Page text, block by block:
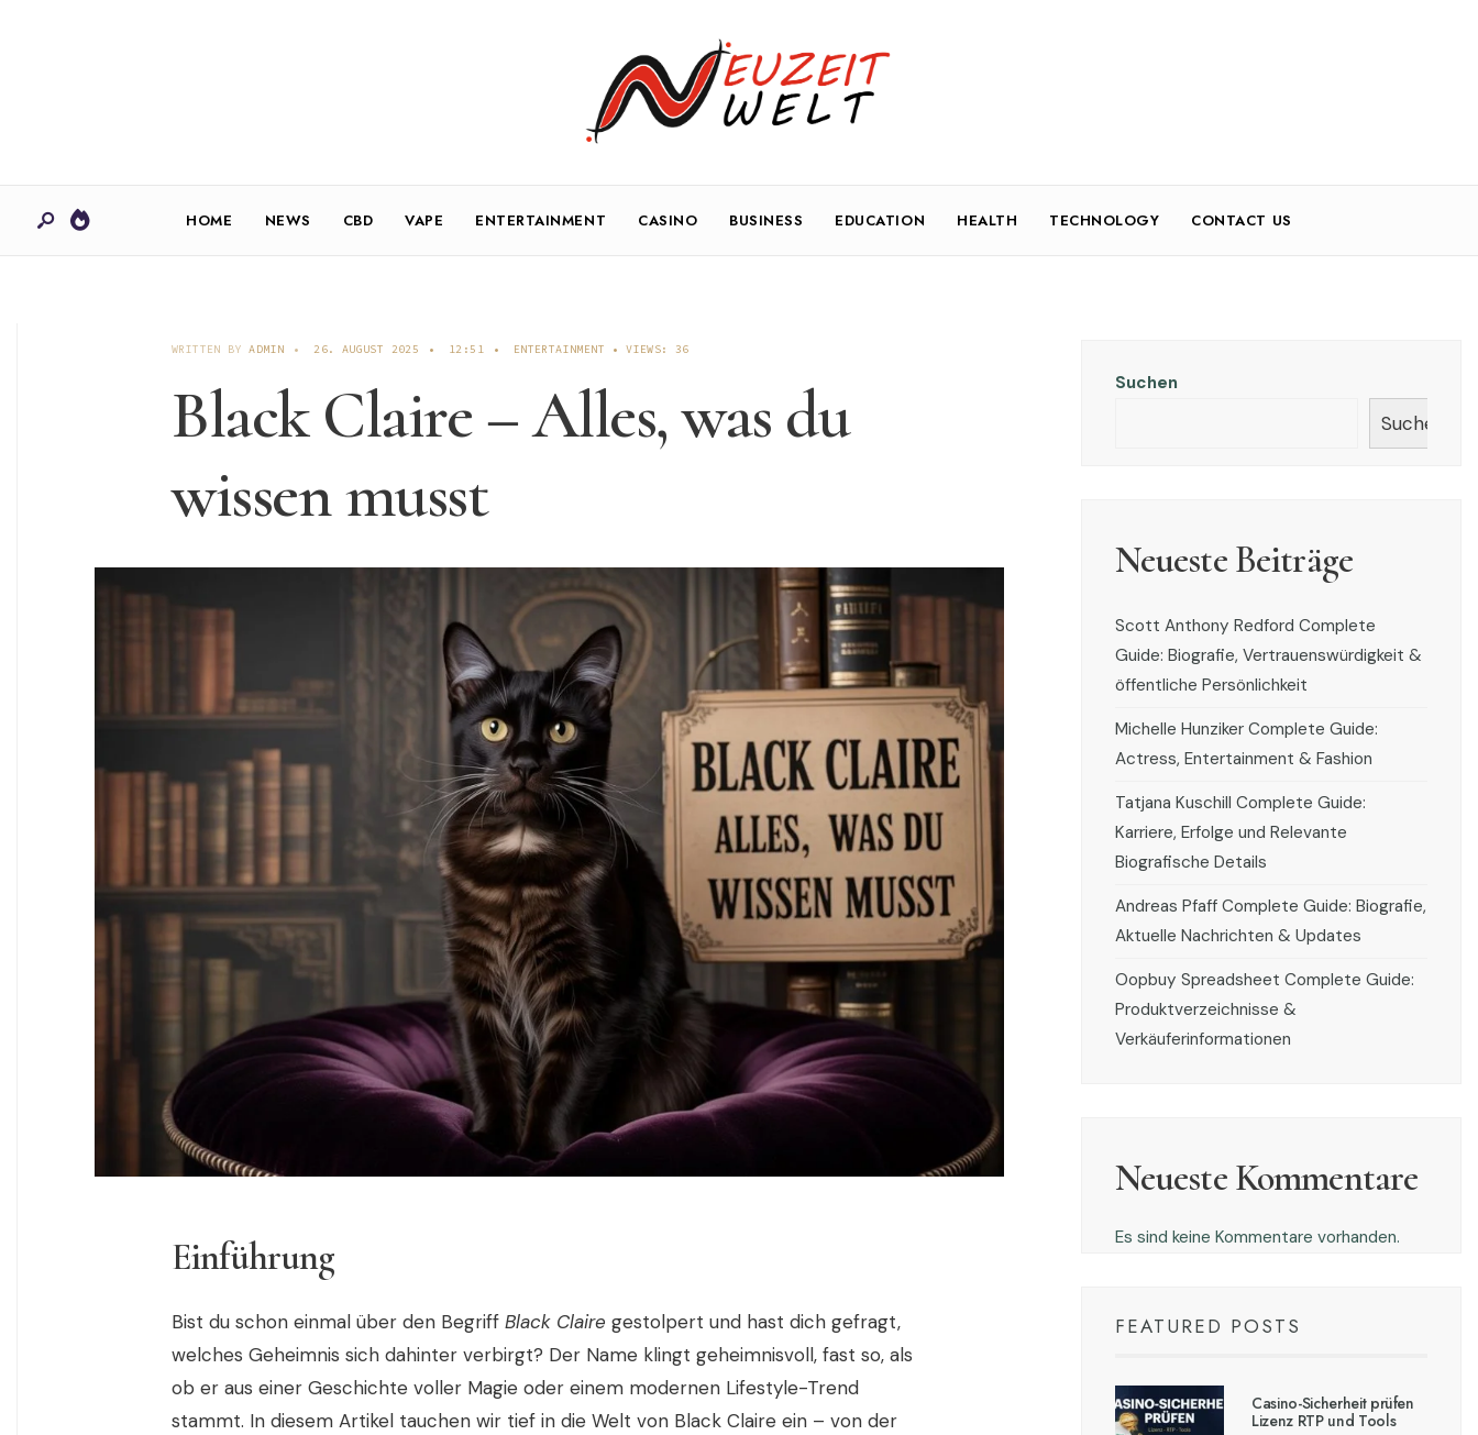
HOME NEWS CBD VAPE ENTERTAINMENT CASINO BUSINESS EDUCATION HEALTH TECHNOLOGY CONTACT US
WRITTEN BYADMIN • 26. AUGUST 2025 • 12:51 • ENTERTAINMENT •VIEWS: 36
Black Claire – Alles, was du
wissen musst
Einführung
Bist du schon einmal über den Begriff Black Claire gestolpert und hast dich gefragt,
welches Geheimnis sich dahinter verbirgt? Der Name klingt geheimnisvoll, fast so, als
ob er aus einer Geschichte voller Magie oder einem modernen Lifestyle-Trend
stammt. In diesem Artikel tauchen wir tief in die Welt von Black Claire ein – von der
Suchen
Suchen
Neueste Beiträge
Scott Anthony Redford Complete
Guide: Biografie, Vertrauenswürdigkeit &
öffentliche Persönlichkeit
Michelle Hunziker Complete Guide:
Actress, Entertainment & Fashion
Tatjana Kuschill Complete Guide:
Karriere, Erfolge und Relevante
Biografische Details
Andreas Pfaff Complete Guide: Biografie,
Aktuelle Nachrichten & Updates
Oopbuy Spreadsheet Complete Guide:
Produktverzeichnisse &
Verkäuferinformationen
Neueste Kommentare
Es sind keine Kommentare vorhanden.
FEATURED POSTS
Casino-Sicherheit prüfen
Lizenz RTP und Tools